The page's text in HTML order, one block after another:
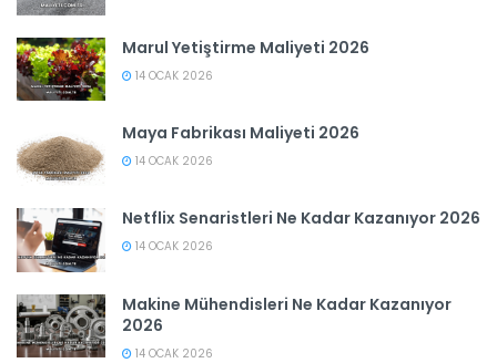
Marul Yetiştirme Maliyeti 2026
14 OCAK 2026
Maya Fabrikası Maliyeti 2026
14 OCAK 2026
Netflix Senaristleri Ne Kadar Kazanıyor 2026
14 OCAK 2026
Makine Mühendisleri Ne Kadar Kazanıyor
2026
14 OCAK 2026